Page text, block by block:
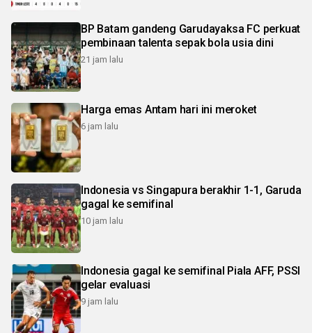
BP Batam gandeng Garudayaksa FC perkuat
pembinaan talenta sepak bola usia dini
21 jam lalu
Harga emas Antam hari ini meroket
6 jam lalu
Indonesia vs Singapura berakhir 1-1, Garuda
gagal ke semifinal
10 jam lalu
Indonesia gagal ke semifinal Piala AFF, PSSI
gelar evaluasi
9 jam lalu